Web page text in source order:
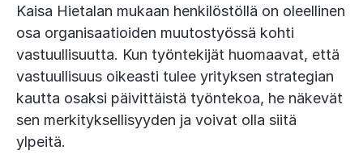
Kaisa Hietalan mukaan henkilöstöllä on oleellinen
osa organisaatioiden muutostyössä kohti
vastuullisuutta. Kun työntekijät huomaavat, että
vastuullisuus oikeasti tulee yrityksen strategian
kautta osaksi päivittäistä työntekoa, he näkevät
sen merkityksellisyyden ja voivat olla siitä
ylpeitä.